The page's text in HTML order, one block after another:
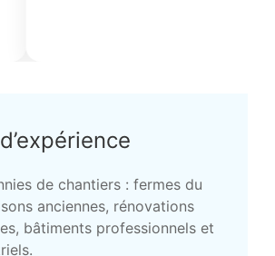
de chantiers : fermes du
anciennes, rénovations
bâtiments professionnels et